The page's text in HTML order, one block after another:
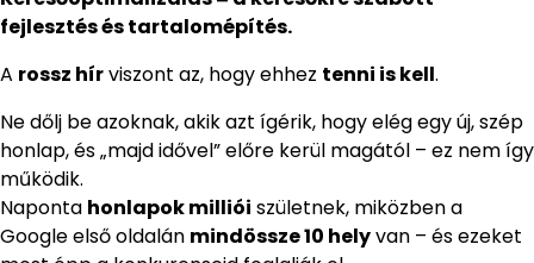
fejlesztés és tartalomépítés.
A rossz hírviszont az, hogy ehhez tenni is kell.
Ne dőlj be azoknak, akik azt ígérik, hogy elég egy új, szép
honlap, és „majd idővel” előre kerül magától – ez nem így
működik.
Naponta honlapok milliói születnek, miközben a
Google első oldalán mindössze 10 helyvan – és ezeket